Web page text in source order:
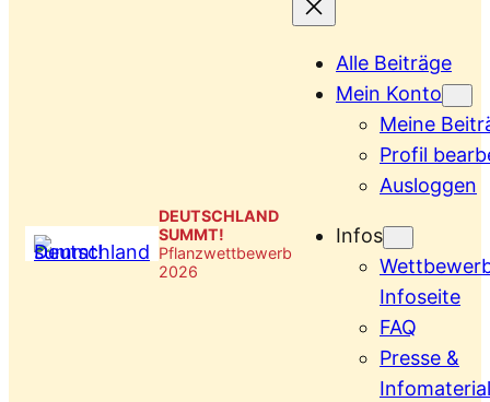
DEUTSCHLAND
SUMMT!
Pflanzwettbewerb
2026
Alle Beiträge
Mein Konto
Meine
Profil
Ausloggen
Infos
Infoseite
FAQ
Presse &
Infomaterial